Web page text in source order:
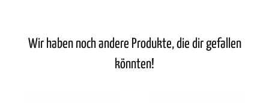
Wir haben noch andere Produkte, die dir gefallen
könnten!